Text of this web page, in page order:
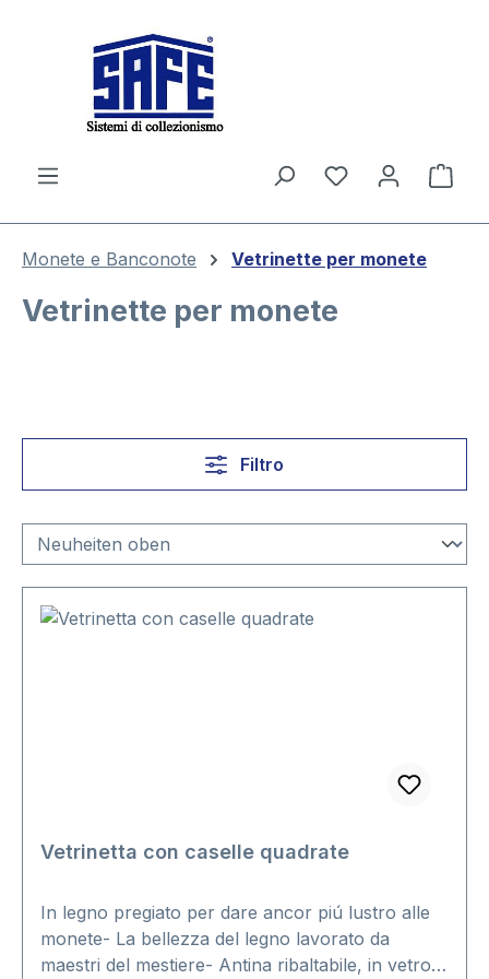
Il
Monete e Banconote Vetrinette per monete
Vetrinette per monete
Filtro
Vetrinetta con caselle quadrate
In legno pregiato per dare ancor piú lustro alle
monete- La bellezza del legno lavorato da
maestri del mestiere- Antina ribaltabile, in vetro